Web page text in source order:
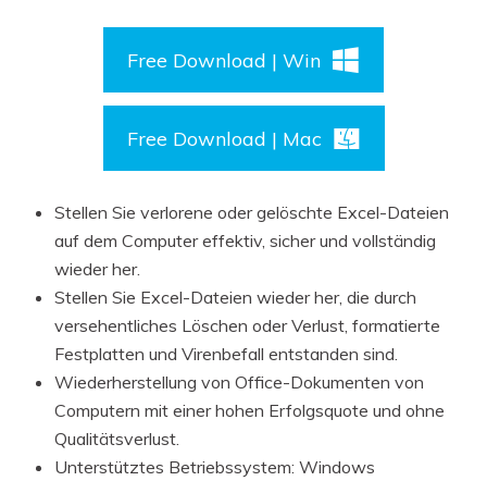
Free Download | Win
Free Download | Mac
Stellen Sie verlorene oder gelöschte Excel-Dateien
auf dem Computer effektiv, sicher und vollständig
wieder her.
Stellen Sie Excel-Dateien wieder her, die durch
versehentliches Löschen oder Verlust, formatierte
Festplatten und Virenbefall entstanden sind.
Wiederherstellung von Office-Dokumenten von
Computern mit einer hohen Erfolgsquote und ohne
Qualitätsverlust.
Unterstütztes Betriebssystem: Windows